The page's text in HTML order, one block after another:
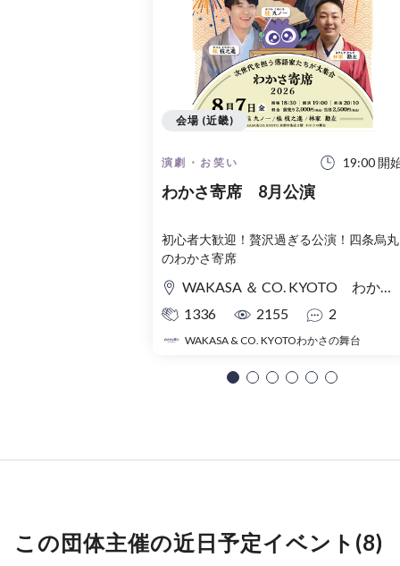
演劇・お笑い 19:00 開
わかさ寄席 8月公演
初心者大歓迎！贅沢過ぎる公演！四条烏丸
のわかさ寄席
WAKASA ＆ CO. KYOTO わかさの舞台
1336
2155 2
WAKASA & CO. KYOTOわかさの舞台
会場 (近畿)
この団体主催の近日予定イベント(8)